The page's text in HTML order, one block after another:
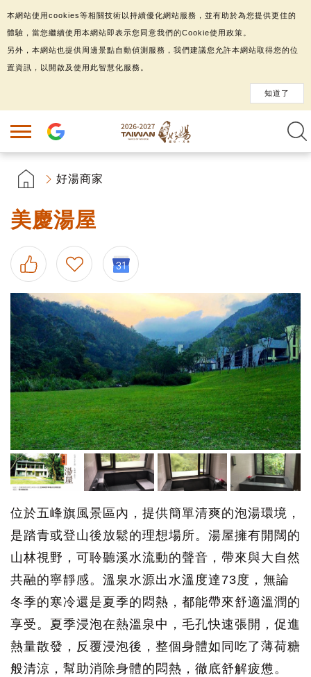
好湯商家
美慶湯屋
位於五峰旗風景區內，提供簡單清爽的泡湯環境，
是踏青或登山後放鬆的理想場所。湯屋擁有開闊的
山林視野，可聆聽溪水流動的聲音，帶來與大自然
共融的寧靜感。溫泉水源出水溫度達73度，無論
冬季的寒冷還是夏季的悶熱，都能帶來舒適溫潤的
享受。夏季浸泡在熱溫泉中，毛孔快速張開，促進
熱量散發，反覆浸泡後，整個身體如同吃了薄荷糖
般清涼，幫助消除身體的悶熱，徹底舒解疲憊。
本網站使用cookies等相關技術以持續優化網站服務，並有助於為您提供更佳的
體驗，當您繼續使用本網站即表示您同意我們的Cookie使用政策。
另外，本網站也提供周邊景點自動偵測服務，我們建議您允許本網站取得您的位
置資訊，以開啟及使用此智慧化服務。
知道了